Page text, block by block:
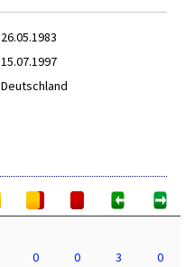
26.05.1983
15.07.1997
Deutschland
0 0 3
0